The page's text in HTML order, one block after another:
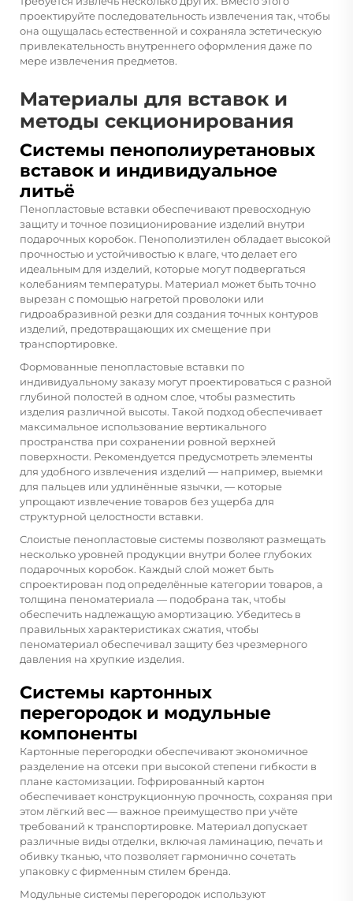
проектируйте последовательность извлечения так, чтобы
она ощущалась естественной и сохраняла эстетическую
привлекательность внутреннего оформления даже по
мере извлечения предметов.
Материалы для вставок и
методы секционирования
Системы пенополиуретановых
вставок и индивидуальное
литьё
Пенопластовые вставки обеспечивают превосходную
защиту и точное позиционирование изделий внутри
подарочных коробок. Пенополиэтилен обладает высокой
прочностью и устойчивостью к влаге, что делает его
идеальным для изделий, которые могут подвергаться
колебаниям температуры. Материал может быть точно
вырезан с помощью нагретой проволоки или
гидроабразивной резки для создания точных контуров
изделий, предотвращающих их смещение при
транспортировке.
Формованные пенопластовые вставки по
индивидуальному заказу могут проектироваться с разной
глубиной полостей в одном слое, чтобы разместить
изделия различной высоты. Такой подход обеспечивает
максимальное использование вертикального
пространства при сохранении ровной верхней
поверхности. Рекомендуется предусмотреть элементы
для удобного извлечения изделий — например, выемки
для пальцев или удлинённые язычки, — которые
упрощают извлечение товаров без ущерба для
структурной целостности вставки.
Слоистые пенопластовые системы позволяют размещать
несколько уровней продукции внутри более глубоких
подарочных коробок. Каждый слой может быть
спроектирован под определённые категории товаров, а
толщина пеноматериала — подобрана так, чтобы
обеспечить надлежащую амортизацию. Убедитесь в
правильных характеристиках сжатия, чтобы
пеноматериал обеспечивал защиту без чрезмерного
давления на хрупкие изделия.
Системы картонных
перегородок и модульные
компоненты
Картонные перегородки обеспечивают экономичное
разделение на отсеки при высокой степени гибкости в
плане кастомизации. Гофрированный картон
обеспечивает конструкционную прочность, сохраняя при
этом лёгкий вес — важное преимущество при учёте
требований к транспортировке. Материал допускает
различные виды отделки, включая ламинацию, печать и
обивку тканью, что позволяет гармонично сочетать
упаковку с фирменным стилем бренда.
Модульные системы перегородок используют